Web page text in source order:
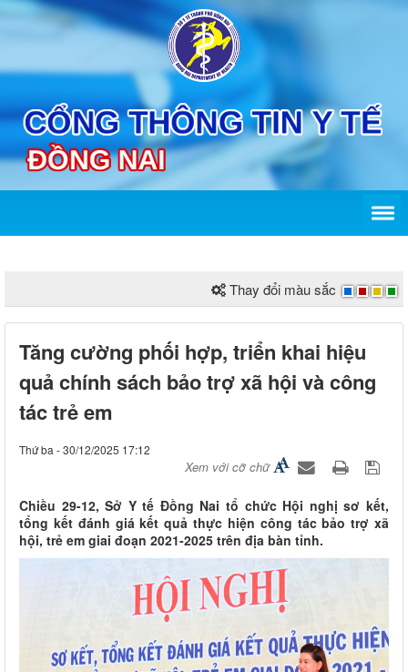
Thay đổi màu sắc
Tăng cường phối hợp, triển khai hiệu
quả chính sách bảo trợ xã hội và công
tác trẻ em
Thứ ba - 30/12/2025 17:12
Xem với cỡ chữ
Chiều 29-12, Sở Y tế Đồng Nai tổ chức Hội nghị sơ kết,
tổng kết đánh giá kết quả thực hiện công tác bảo trợ xã
hội, trẻ em giai đoạn 2021-2025 trên địa bàn tỉnh.